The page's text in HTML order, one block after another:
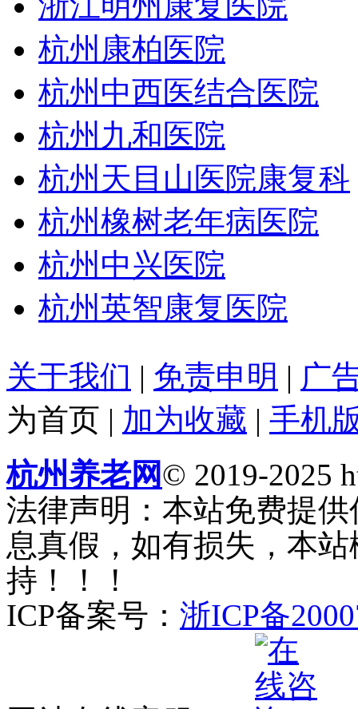
杭州康柏医院
杭州中西医结合医院
杭州九和医院
杭州天目山医院康复科
杭州橡树老年病医院
杭州中兴医院
杭州英智康复医院
关于我们 | 免责申明 | 广
为首页 | 加为收藏 | 手机
杭州养老网© 2019-2025
法律声明：本站免费提
息真假，如有损失，本
持！！！
ICP备案号： 浙ICP备